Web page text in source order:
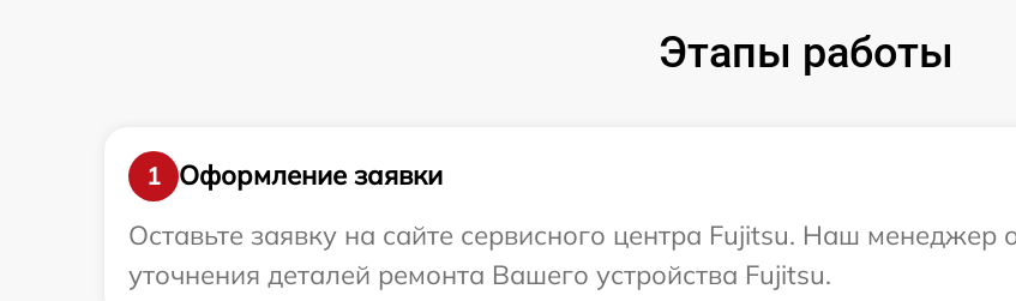
Этапы работы
1
Оформление заявки
Оставьте заявку на сайте сервисного центра Fujitsu. Наш менеджер
уточнения деталей ремонта Вашего устройства Fujitsu.